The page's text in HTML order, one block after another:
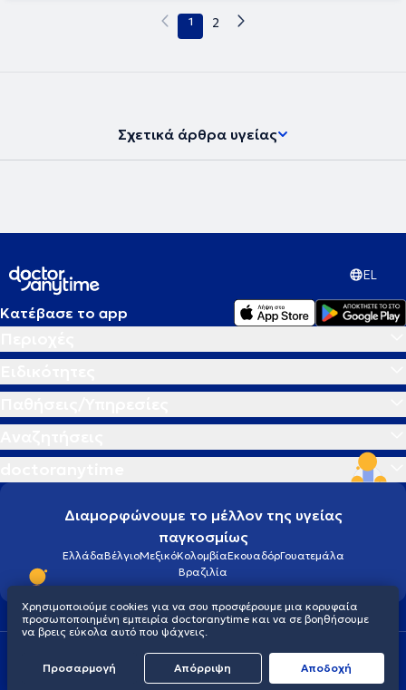
1 2
Σχετικά άρθρα υγείας
EL
Κατέβασε το app
Διαμορφώνουμε το μέλλον της υγείας
παγκοσμίως
ΕλλάδαΒέλγιοΜεξικόΚολομβίαΕκουαδόρΓουατεμάλα
Βραζιλία
Πολιτική προστασίας προσωπικού απορρήτου
© 2026 doctoranytime
Χρησιμοποιούμε cookies για να σου προσφέρουμε μια κορυφαία
προσωποποιημένη εμπειρία doctoranytime και να σε βοηθήσουμε
να βρεις εύκολα αυτό που ψάχνεις.
Προσαρμογή Απόρριψη Aποδοχή